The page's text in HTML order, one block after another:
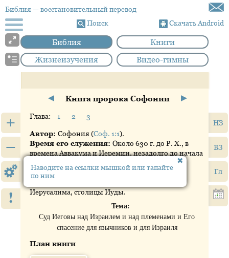
Библия— восстановительный перевод
Поиск
Скачать Android
Библия
Книги
Жизнеизучения
Видео-гимны
+
–
!
НЗ
ВЗ
Гл
Книга пророка Софонии
Глава: 1 2 3
Автор:Софония (Соф. 1:1).
Время его служения:Около 630 г. до Р. Х., в
времена Аввакума и Иеремии, незадолго до начала
вавилонского плена (605 г. до Р. Х.).
Место его служения:Иуда.
Иерусалима, столицы Иуды.
Тема:
Суд Иеговы над Израилем и над племенами и Его
спасение для язычников и для Израиля
План книги
Наводите на ссылки мышкой или тапайте
по ним